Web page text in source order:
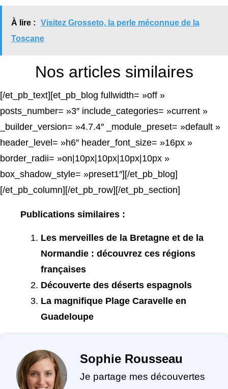
À lire :
Visitez Grosseto, la perle méconnue de la
Toscane
Nos articles similaires
[/et_pb_text][et_pb_blog fullwidth= »off »
posts_number= »3″ include_categories= »current »
_builder_version= »4.7.4″ _module_preset= »default »
header_level= »h6″ header_font_size= »16px »
border_radii= »on|10px|10px|10px|10px »
box_shadow_style= »preset1″][/et_pb_blog]
[/et_pb_column][/et_pb_row][/et_pb_section]
Publications similaires :
Les merveilles de la Bretagne et de la
Normandie : découvrez ces régions
françaises
Découverte des déserts espagnols
La magnifique Plage Caravelle en
Guadeloupe
Sophie Rousseau
Je partage mes découvertes